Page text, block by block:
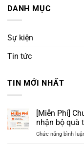
DANH MỤC
Sự kiện
Tin tức
TIN MỚI NHẤT
[Miễn Phí]
nhận bộ quà
Chức năng bình